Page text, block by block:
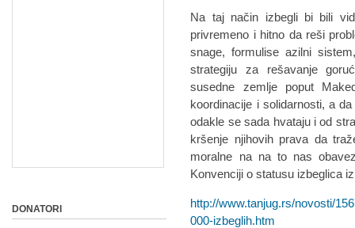
Na taj način izbegli bi bili
privremeno i hitno da reši
snage, formulise azilni
strategiju za rešavanje
susedne zemlje poput
koordinacije i solidarnosti, a
odakle se sada hvataju i od
kršenje njihovih prava da
moralne na na to nas
Konvenciji o statusu izbeglica
http://www.tanjug.rs/novosti/
000-izbeglih.htm
DONATORI